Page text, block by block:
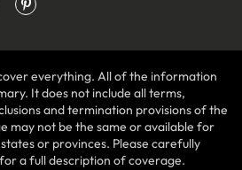
everything. All of the information
It does not include all terms,
and termination provisions of the
may not be the same or available for
or provinces. Please carefully
a full description of coverage.